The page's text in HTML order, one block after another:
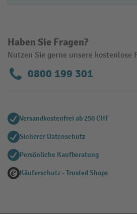
Haben Sie Fragen?
Nutzen Sie gerne unsere kostenlose
0800 199 301
Versandkostenfrei ab 250 CHF
Sicherer Datenschutz
Persönliche Kaufberatung
Käuferschutz - Trusted Shops